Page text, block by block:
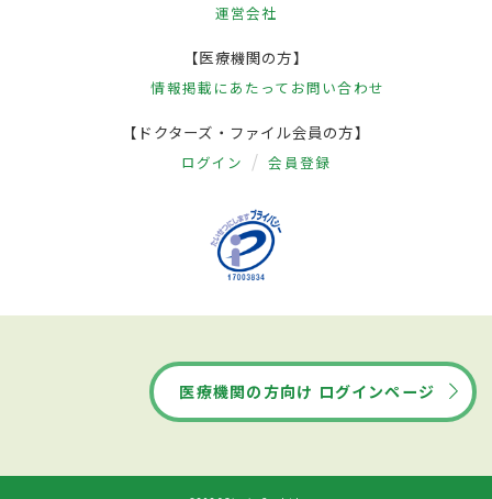
運営会社
【医療機関の方】
情報掲載にあたって お問い合わせ
【ドクターズ・ファイル会員の方】
ログイン 会員登録
医療機関の方向け ログインページ